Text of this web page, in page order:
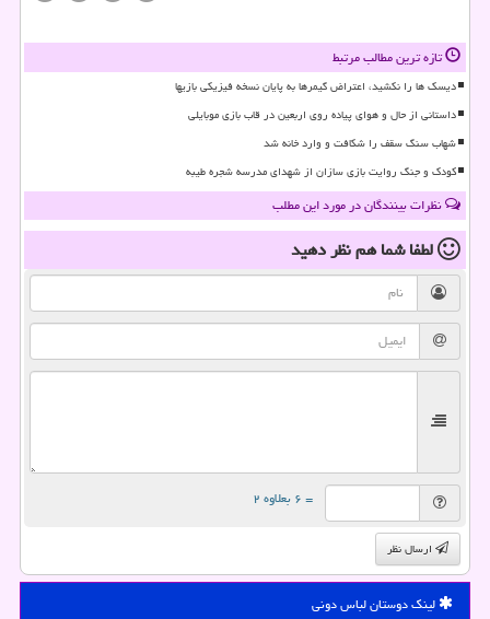
تازه ترین مطالب مرتبط
دیسک ها را نکشید، اعتراض گیمرها به پایان نسخه فیزیکی بازیها
داستانی از حال و هوای پیاده روی اربعین در قاب بازی موبایلی
شهاب سنگ سقف را شکافت و وارد خانه شد
کودک و جنگ روایت بازی سازان از شهدای مدرسه شجره طیبه
نظرات بینندگان در مورد این مطلب
لطفا شما همنظر دهید
= ۶ بعلاوه ۲
ارسال نظر
لینک دوستان لباس دونی